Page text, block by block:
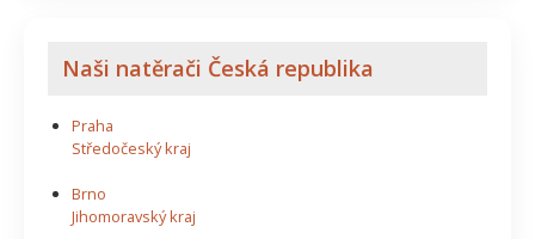
Naši natěrači Česká republika
Praha
Středočeský kraj
Brno
Jihomoravský kraj